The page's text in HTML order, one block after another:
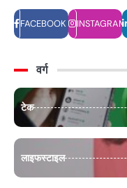
FACEBOOK INSTAGRAM
वर्ग
टेक
लाइफस्टाइल